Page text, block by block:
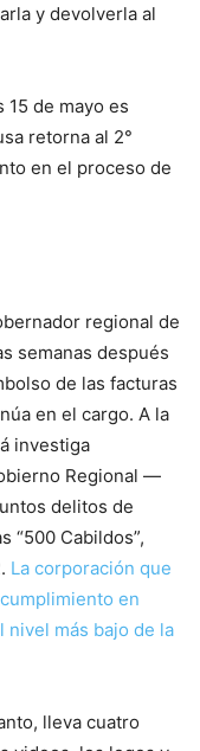
y devolverla al
de mayo es
retorna al 2°
en el proceso de
regional de
semanas después
de las facturas
en el cargo. A la
investiga
Regional —
delitos de
“500 Cabildos”,
La corporación que
en
nivel más bajo de la
lleva cuatro